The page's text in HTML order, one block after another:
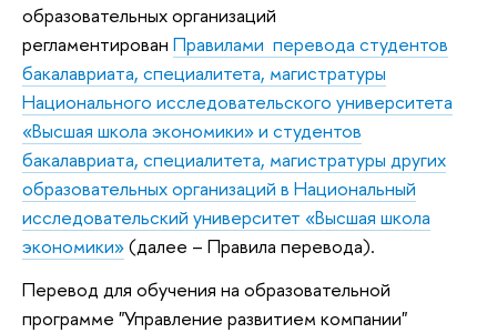
образовательных организаций
регламентирован Правилами перевода студентов
бакалавриата, специалитета, магистратуры
Национального исследовательского университета
«Высшая школа экономики» и студентов
бакалавриата, специалитета, магистратуры других
образовательных организаций в Национальный
исследовательский университет «Высшая школа
экономики»(далее – Правила перевода).
Перевод для обучения на образовательной
программе "Управление развитием компании"